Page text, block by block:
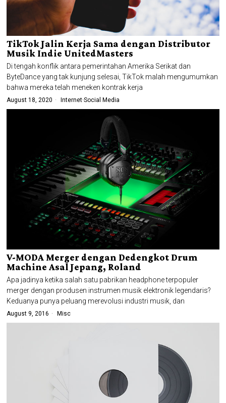
TikTok Jalin Kerja Sama dengan Distributor
Musik Indie UnitedMasters
Di tengah konflik antara pemerintahan Amerika Serikat dan
ByteDance yang tak kunjung selesai, TikTok malah mengumumkan
bahwa mereka telah meneken kontrak kerja
August 18, 2020 Internet·Social Media
V-MODA Merger dengan Dedengkot Drum
Machine Asal Jepang, Roland
Apa jadinya ketika salah satu pabrikan headphone terpopuler
merger dengan produsen instrumen musik elektronik legendaris?
Keduanya punya peluang merevolusi industri musik, dan
August 9, 2016 Misc